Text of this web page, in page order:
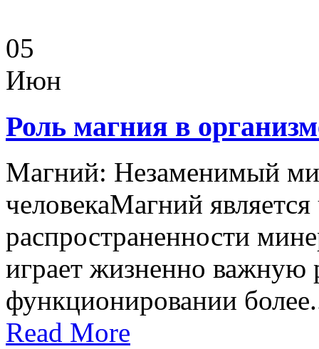
05
Июн
Роль магния в
Магний: Незаменимый
человекаМагний
распространенности
играет жизненно важную
функционировании
Read More